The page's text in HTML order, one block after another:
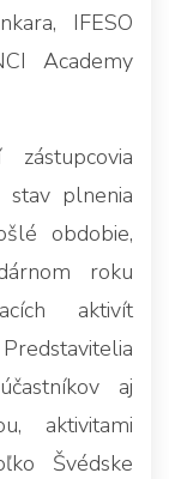
IFESO
Academy
stav plnenia
obdobie,
roku
aktivít
aj
aktivitami
Švédske